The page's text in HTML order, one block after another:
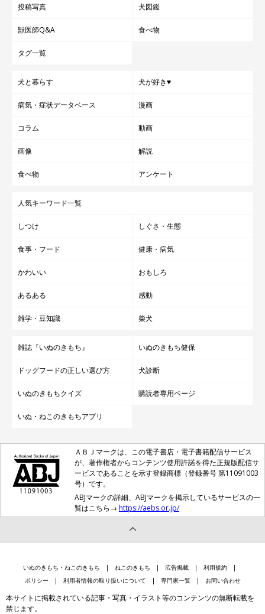
投稿写真 犬図鑑
獣医師Q&A 食べ物
タグ一覧
犬と暮らす 犬が好き♥
病気・症状データベース 漫画
コラム 動画
画像 解説
食べ物 アンケート
人気キーワード一覧
しつけ しぐさ・生態
食事・フード 健康・病気
かわいい おもしろ
あるある 感動
雑学・豆知識 柴犬
雑誌『いぬのきもち』 いぬのきもち健保
ドッグフードの正しい選び方 犬診断
いぬのきもちクイズ 購読者専用ページ
いぬ・ねこのきもちアプリ
ＡＢＪマークは、この電子書店・電子書籍配信サービス
が、著作権者からコンテンツ使用許諾を得た正規版配信サ
ービスであることを示す登録商標（登録番号 第11091003
号）です。
ABJマークの詳細、ABJマークを掲示しているサービスの一
覧はこちら→ https://aebs.or.jp/
いぬのきもち・ねこのきもち ねこのきもち 広告掲載
利用規約
ポリシー
利用者情報の取り扱いについて 専門家一覧 お問い合わせ
本サイトに掲載されている記事・写真・イラスト等のコンテンツの無断転載を
禁じます。